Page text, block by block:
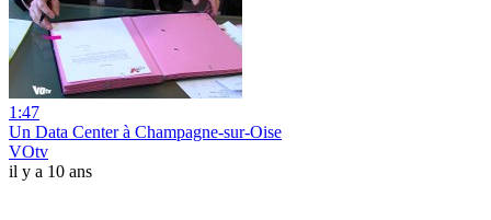
1:47
Un Data Center à Champagne-sur-Oise
VOtv
il y a 10 ans